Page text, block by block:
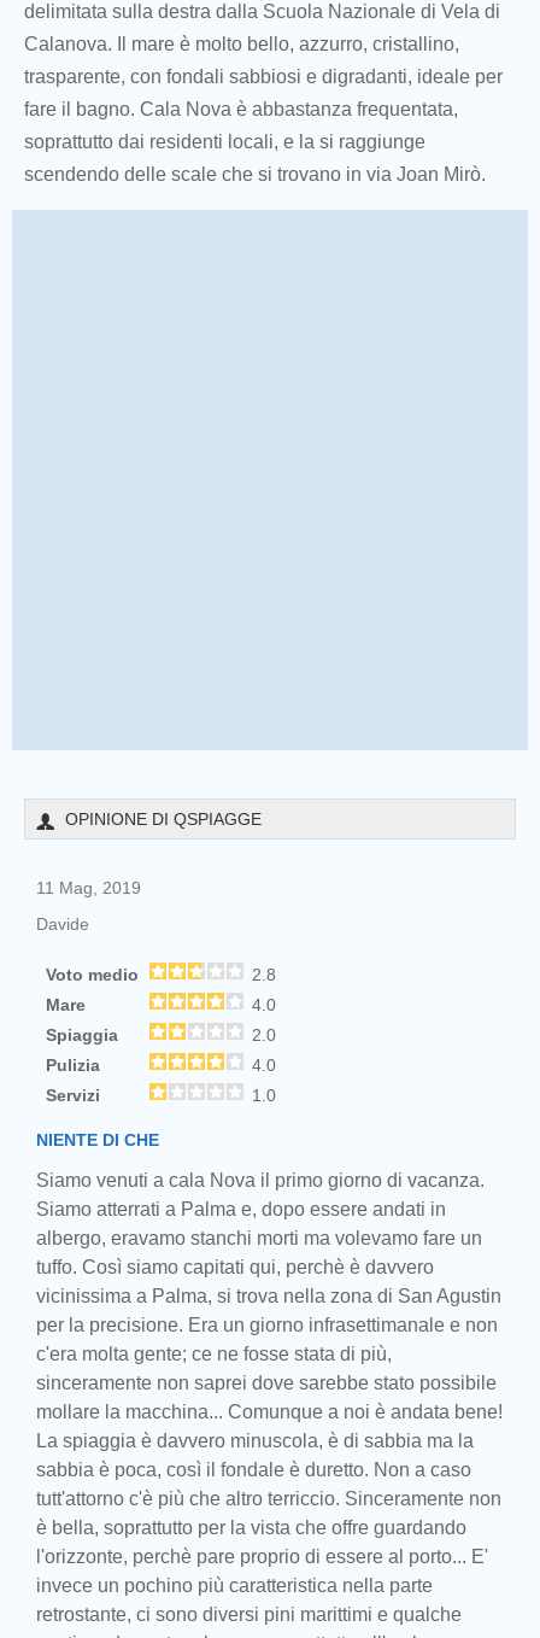
delimitata sulla destra dalla Scuola Nazionale di Vela di
Calanova. Il mare è molto bello, azzurro, cristallino,
trasparente, con fondali sabbiosi e digradanti, ideale per
fare il bagno. Cala Nova è abbastanza frequentata,
soprattutto dai residenti locali, e la si raggiunge
scendendo delle scale che si trovano in via Joan Mirò.
OPINIONE DI QSPIAGGE
11 Mag, 2019
Davide
Voto medio
2.8
Mare
4.0
Spiaggia
2.0
Pulizia
4.0
Servizi
1.0
NIENTE DI CHE
Siamo venuti a cala Nova il primo giorno di vacanza.
Siamo atterrati a Palma e, dopo essere andati in
albergo, eravamo stanchi morti ma volevamo fare un
tuffo. Così siamo capitati qui, perchè è davvero
vicinissima a Palma, si trova nella zona di San Agustin
per la precisione. Era un giorno infrasettimanale e non
c'era molta gente; ce ne fosse stata di più,
sinceramente non saprei dove sarebbe stato possibile
mollare la macchina... Comunque a noi è andata bene!
La spiaggia è davvero minuscola, è di sabbia ma la
sabbia è poca, così il fondale è duretto. Non a caso
tutt'attorno c'è più che altro terriccio. Sinceramente non
è bella, soprattutto per la vista che offre guardando
l'orizzonte, perchè pare proprio di essere al porto... E'
invece un pochino più caratteristica nella parte
retrostante, ci sono diversi pini marittimi e qualche